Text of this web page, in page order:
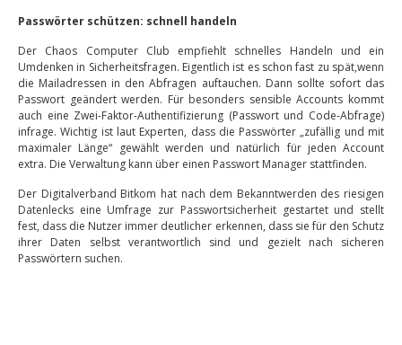
Passwörter schützen: schnell handeln
Der Chaos Computer Club empfiehlt schnelles Handeln und ein
Umdenken in Sicherheitsfragen. Eigentlich ist es schon fast zu spät,wenn
die Mailadressen in den Abfragen auftauchen. Dann sollte sofort das
Passwort geändert werden. Für besonders sensible Accounts kommt
auch eine Zwei-Faktor-Authentifizierung (Passwort und Code-Abfrage)
infrage. Wichtig ist laut Experten, dass die Passwörter „zufällig und mit
maximaler Länge“ gewählt werden und natürlich für jeden Account
extra. Die Verwaltung kann über einen Passwort Manager stattfinden.
Der Digitalverband Bitkom hat nach dem Bekanntwerden des riesigen
Datenlecks eine Umfrage zur Passwortsicherheit gestartet und stellt
fest, dass die Nutzer immer deutlicher erkennen, dass sie für den Schutz
ihrer Daten selbst verantwortlich sind und gezielt nach sicheren
Passwörtern suchen.